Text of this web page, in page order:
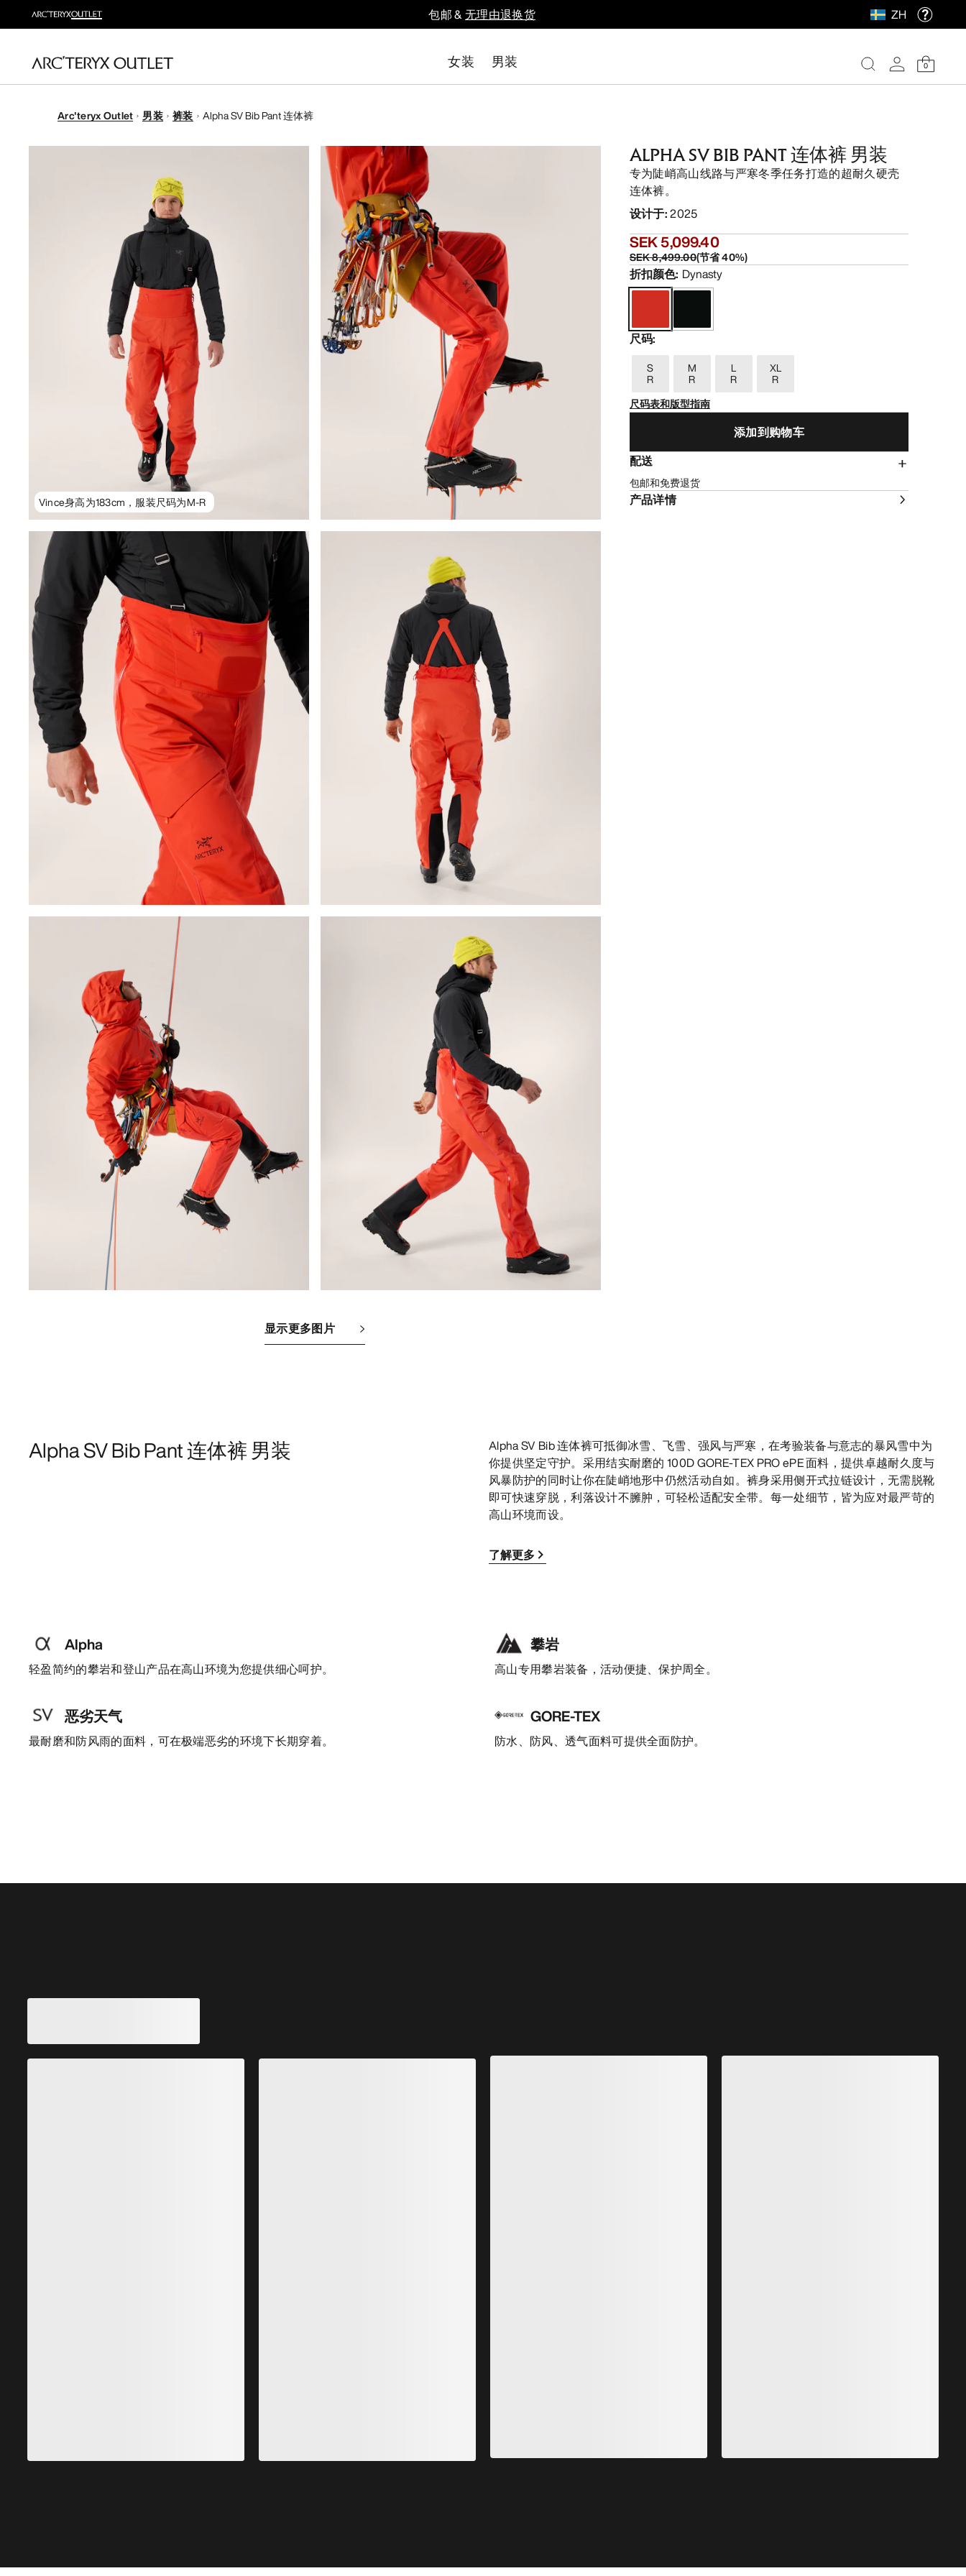
包邮 &无理由退换货 ZH
女装 男装 0
Arc'teryx Outlet 男装 裤装 Alpha SV Bib Pant 连体裤
Vince身高为183cm，服装尺码为M-R
显示更多图片
ALPHA SV BIB PANT 连体裤 男装
专为陡峭高山线路与严寒冬季任务打造的超耐久硬壳
连体裤。
设计于:2025
SEK 5,099.40
SEK 8,499.00(节省40%)
折扣颜色: Dynasty
尺码:
S
R
M
R
L
R
XL
R
尺码表和版型指南
添加到购物车
配送
包邮和免费退货
产品详情
Alpha SV Bib Pant 连体裤 男装
Alpha SV Bib 连体裤可抵御冰雪、飞雪、强风与严寒，在考验装备与意志的暴风雪中为
你提供坚定守护。采用结实耐磨的 100D GORE-TEX PRO ePE 面料，提供卓越耐久度与
风暴防护的同时让你在陡峭地形中仍然活动自如。裤身采用侧开式拉链设计，无需脱靴
即可快速穿脱，利落设计不臃肿，可轻松适配安全带。每一处细节，皆为应对最严苛的
高山环境而设。
了解更多
Alpha
轻盈简约的攀岩和登山产品在高山环境为您提供细心呵护。
攀岩
高山专用攀岩装备，活动便捷、保护周全。
恶劣天气
最耐磨和防风雨的面料，可在极端恶劣的环境下长期穿着。
GORE-TEX
防水、防风、透气面料可提供全面防护。